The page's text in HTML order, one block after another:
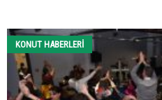
KONUT HABERLERI